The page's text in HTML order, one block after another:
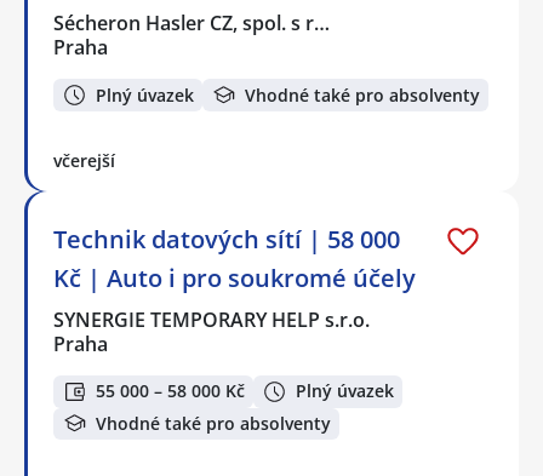
Sécheron Hasler CZ, spol. s r…
Praha
Plný úvazek Vhodné také pro absolventy
včerejší
Technik datových sítí | 58 000
Kč | Auto i pro soukromé účely
SYNERGIE TEMPORARY HELP s.r.o.
Praha
55 000 – 58 000 Kč
Plný úvazek
Vhodné také pro absolventy